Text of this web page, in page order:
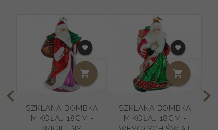
SZKLANA BOMBKA
MIKOŁAJ 18CM -
SZKLANA BOMBKA
MIKOŁAJ 18CM -